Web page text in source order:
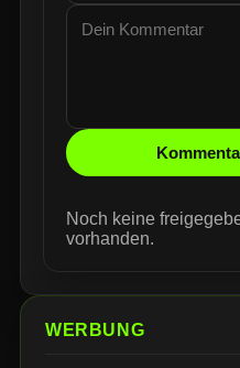
Noch keine
vorhanden.
WERBUNG